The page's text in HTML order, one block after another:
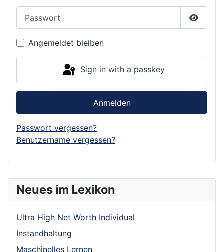
Neues im Lexikon
Ultra High Net Worth Individual
Instandhaltung
Maschinelles Lernen
Show
Angemeldet bleiben
Sign in with a passkey
Anmelden
Passwort vergessen?
Benutzername vergessen?